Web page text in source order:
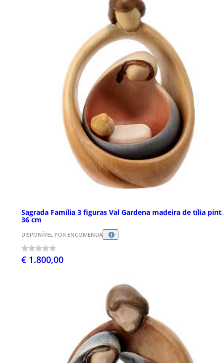
Sagrada Família 3 figuras Val Gardena madeira de tília
36 cm
DISPONÍVEL POR ENCOMENDA
€ 1.800,00